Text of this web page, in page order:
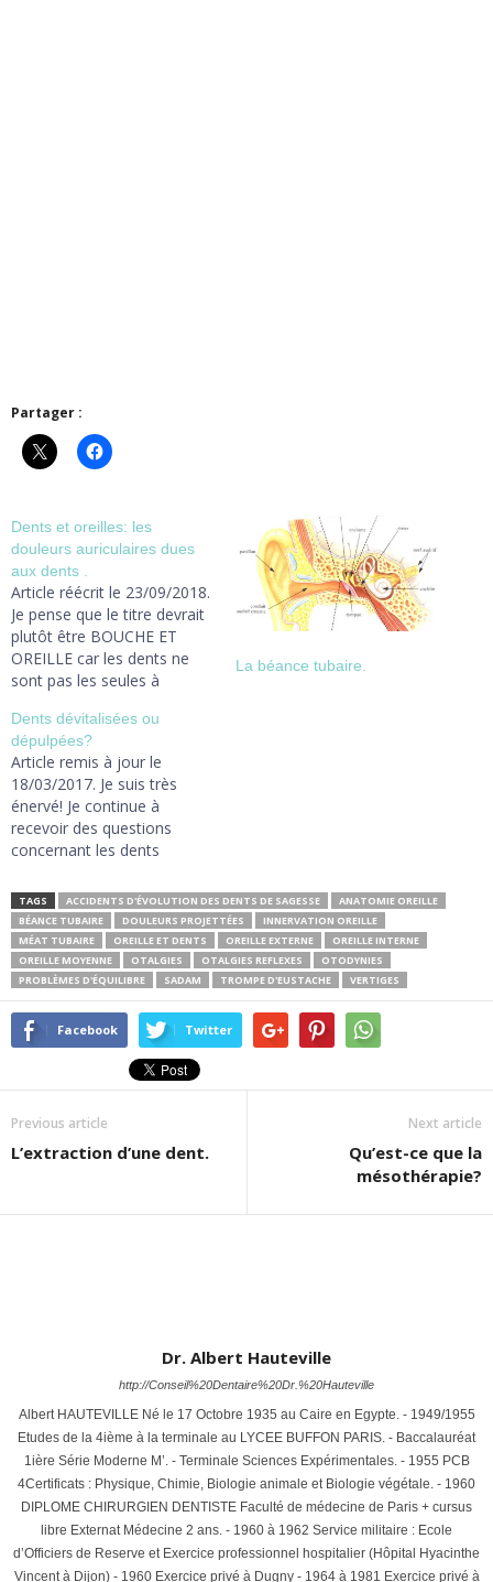
Partager :
Dents et oreilles: les
douleurs auriculaires dues
aux dents .
Article réécrit le 23/09/2018.
Je pense que le titre devrait
plutôt être BOUCHE ET
OREILLE car les dents ne
sont pas les seules à
distingue deux types
d'otalgies ou douleurs des
oreilles: - les otodynies, qui
sont des douleurs de
l'oreille même, interne ou
externe. Une otite…
La béance tubaire.
Dents dévitalisées ou
dépulpées?
Article remis à jour le
18/03/2017. Je suis très
énervé! Je continue à
recevoir des questions
concernant les dents
être assez clair. C'est le mot
"dévitalisé"qui est ambigu!
Tout le monde pense: "dent
morte". Un condamné à
mort serait en quelques
sortes "dévitalisé" ! Eh!
bien…
TAGS ACCIDENTS D'ÉVOLUTION DES DENTS DE SAGESSE
ANATOMIE OREILLE
BÉANCE TUBAIRE
DOULEURS PROJETTÉES
INNERVATION OREILLE
MÉAT TUBAIRE
OREILLE ET DENTS OREILLE EXTERNE
OREILLE INTERNE
OREILLE MOYENNE
OTALGIES OTALGIES REFLEXES
OTODYNIES
PROBLÈMES D'ÉQUILIBRE
SADAM TROMPE D'EUSTACHE VERTIGES
Facebook Twitter
Previous article
L’extraction d’une dent.
Next article
Qu’est-ce que la
mésothérapie?
Dr. Albert Hauteville
http://Conseil%20Dentaire%20Dr.%20Hauteville
Albert HAUTEVILLE Né le 17 Octobre 1935 au Caire en Egypte. - 1949/1955
Etudes de la 4ième à la terminale au LYCEE BUFFON PARIS. - Baccalauréat
1ière Série Moderne M’. - Terminale Sciences Expérimentales. - 1955 PCB
4Certificats : Physique, Chimie, Biologie animale et Biologie végétale. - 1960
DIPLOME CHIRURGIEN DENTISTE Faculté de médecine de Paris + cursus
libre Externat Médecine 2 ans. - 1960 à 1962 Service militaire : Ecole
d’Officiers de Reserve et Exercice professionnel hospitalier (Hôpital Hyacinthe
Vincent à Dijon) - 1960 Exercice privé à Dugny - 1964 à 1981 Exercice privé à